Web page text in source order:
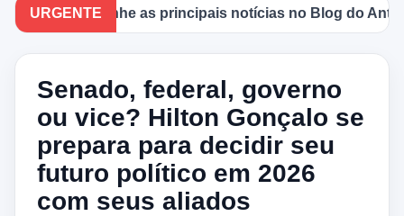
URGENTE
Acompanhe as principais notícias no Blog do Antonio
Senado, federal, governo
ou vice? Hilton Gonçalo se
prepara para decidir seu
futuro político em 2026
com seus aliados